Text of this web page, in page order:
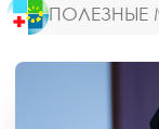
ПОЛЕЗНЫЕ